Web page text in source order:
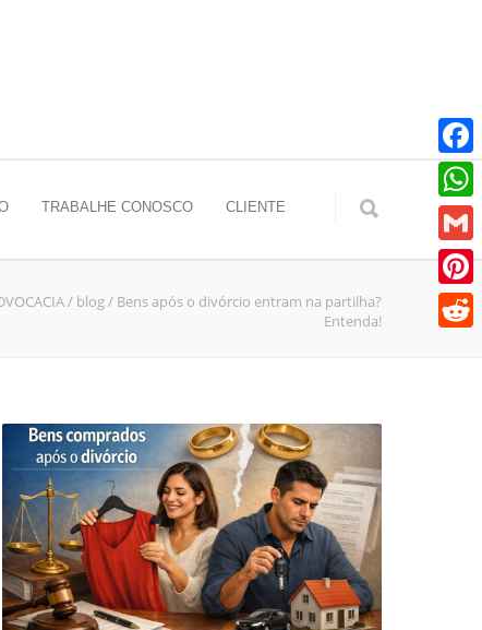
TRABALHE CONOSCO CLIENTE
/ blog/ Bens após o divórcio entram na partilha?
Entenda!
Gmail